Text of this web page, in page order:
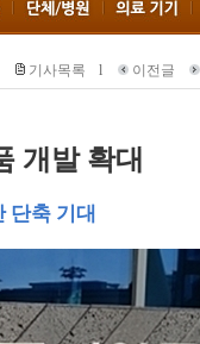
기사목록 l 이전글
개발 확대
단축 기대